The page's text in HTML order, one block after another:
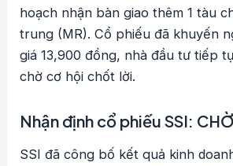
hoạch nhận bàn giao thêm 1 tàu
trung (MR). Cổ phiếu đã khuyến
giá 13,900 đồng, nhà đầu tư tiếp
chờ cơ hội chốt lời.
Nhận định cổ phiếu SSI:
SSI đã công bố kết quả kinh